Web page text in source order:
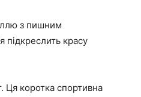
з пишним
красу
Ця коротка спортивна